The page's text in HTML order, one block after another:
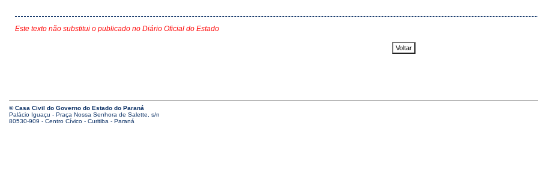
Este texto não substitui o publicado no Diário Oficial do Estado
© Casa Civil do Governo do Estado do Paraná
Palácio Iguaçu - Praça Nossa Senhora de Salette, s/n
80530-909 - Centro Cívico - Curitiba - Paraná